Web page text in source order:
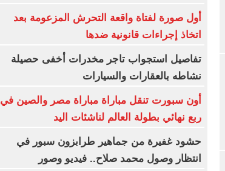
أول صورة لفتاة واقعة التحرش المزعومة بعد
اتخاذ إجراءات قانونية ضدها
تفاصيل استجواب تاجر مخدرات أخفى حصيلة
نشاطه بالعقارات والسيارات
أون سبورت تنقل مباراة مباراة مصر والصين في
ربع نهائي بطولة العالم لناشئات اليد
حشود غفيرة من جماهير طرابزون سبور في
انتظار وصول محمد صلاح.. فيديو وصور